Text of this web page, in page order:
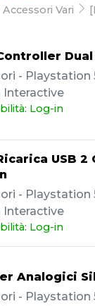
Accessori Vari
Dual
- Playstation
Interactive
Log-in
USB
- Playstation
Interactive
Log-in
Analogici
- Playstation